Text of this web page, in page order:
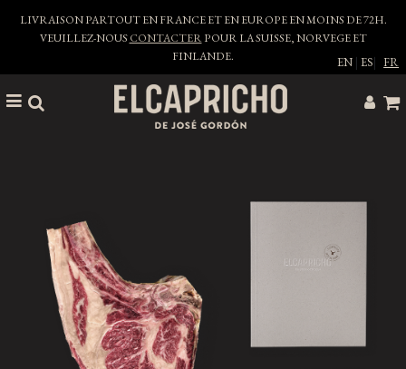
LIVRAISON PARTOUT EN FRANCE ET EN EUROPE EN MOINS DE 72H.
VEUILLEZ-NOUSCONTACTERPOUR LA SUISSE, NORVEGE ET
FINLANDE.
EN |ES| FR